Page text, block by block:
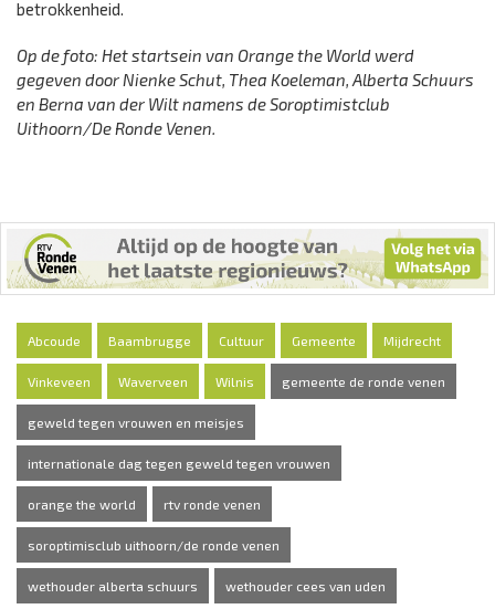
betrokkenheid.
Op de foto: Het startsein van Orange the World werd
gegeven door Nienke Schut, Thea Koeleman, Alberta Schuurs
en Berna van der Wilt namens de Soroptimistclub
Uithoorn/De Ronde Venen.
Abcoude Baambrugge Cultuur Gemeente Mijdrecht
Vinkeveen Waverveen Wilnis gemeente de ronde venen
geweld tegen vrouwen en meisjes
internationale dag tegen geweld tegen vrouwen
orange the world rtv ronde venen
soroptimisclub uithoorn/de ronde venen
wethouder alberta schuurs wethouder cees van uden